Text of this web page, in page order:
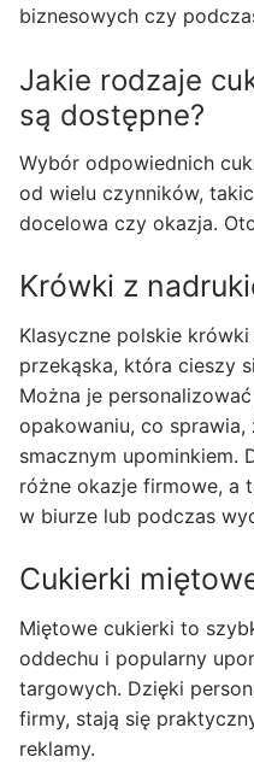
biznesowych czy
Jakie rodzaje
są dostępne?
Wybór odpowiednich
od wielu czynników,
docelowa czy okazja.
Krówki z
Klasyczne polskie
przekąska, która cieszy
Można je
opakowaniu, co sprawia,
smacznym upominkiem.
różne okazje firmowe, a
w biurze lub podczas
Cukierki
Miętowe cukierki to
oddechu i popularny
targowych. Dzięki
firmy, stają się
reklamy.